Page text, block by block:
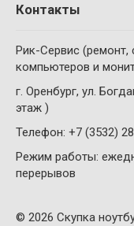
Контакты
Рик-Сервис (ремонт,
компьютеров и
г. Оренбург, ул.
этаж )
Телефон: +7 (3532)
Режим работы:
перерывов
© 2026 Скупка